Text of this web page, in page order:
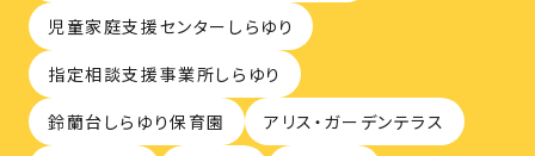
児童家庭支援センターしらゆり
指定相談支援事業所しらゆり
鈴蘭台しらゆり保育園
アリス・ガーデンテラス